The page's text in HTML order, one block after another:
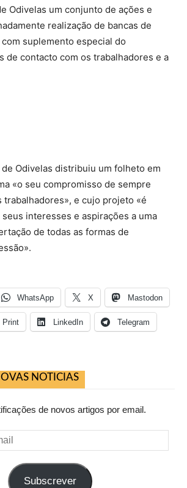
Odivelas um conjunto de ações e
realização de bancas de
suplemento especial do
de contacto com os trabalhadores e a
Odivelas distribuiu um folheto em
«o seu compromisso de sempre
trabalhadores», e cujo projeto «é
interesses e aspirações a uma
de todas as formas de
WhatsApp X Mastodon
Print LinkedIn Telegram
NOTICIAS
de novos artigos por email.
Subscrever